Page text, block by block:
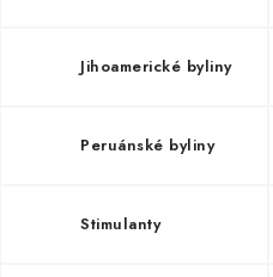
DOVOLENÁ
Doprava a platba
Jihoamerické byliny
Peruánské byliny
Stimulanty